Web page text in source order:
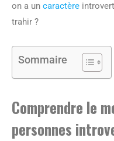
on a un caractère
trahir ?
Sommaire
Comprendre le
personnes